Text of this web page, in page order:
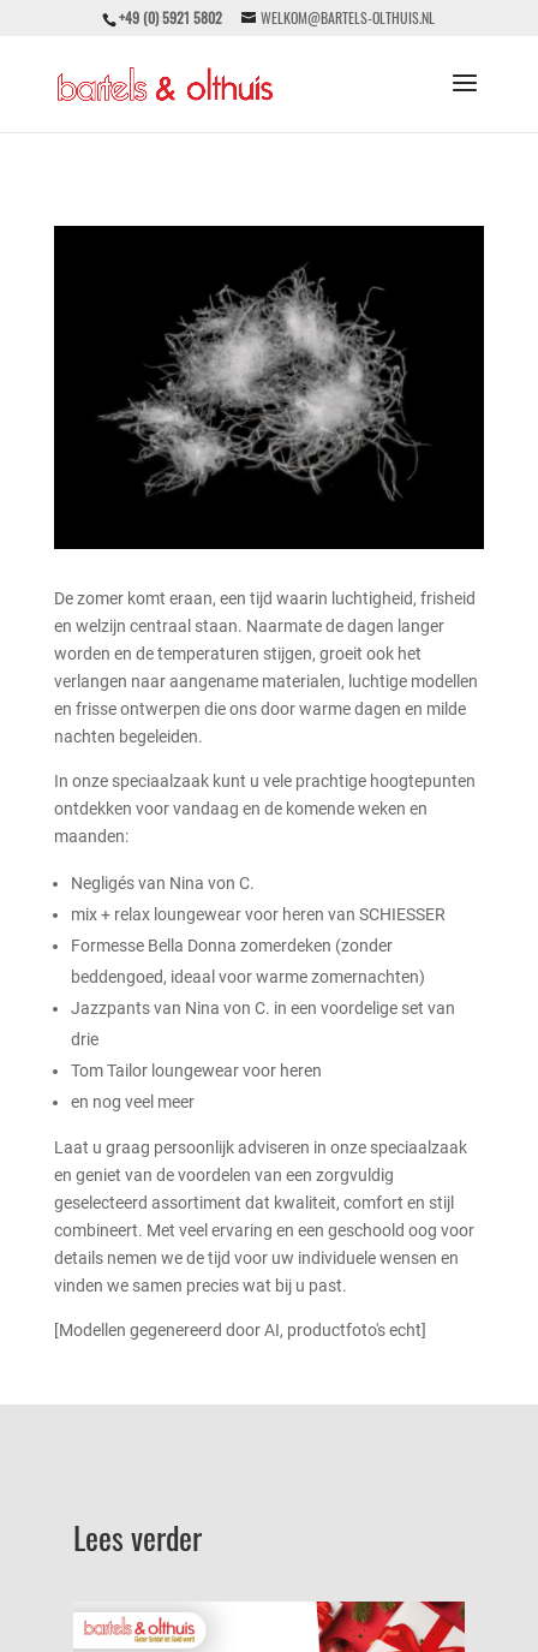
+49 (0) 5921 5802 WELKOM@BARTELS-OLTHUIS.NL
De zomer komt eraan, een tijd waarin luchtigheid, frisheid
en welzijn centraal staan. Naarmate de dagen langer
worden en de temperaturen stijgen, groeit ook het
verlangen naar aangename materialen, luchtige modellen
en frisse ontwerpen die ons door warme dagen en milde
nachten begeleiden.
In onze speciaalzaak kunt u vele prachtige hoogtepunten
ontdekken voor vandaag en de komende weken en
maanden:
Negligés van Nina von C.
mix + relax loungewear voor heren van SCHIESSER
Formesse Bella Donna zomerdeken (zonder
beddengoed, ideaal voor warme zomernachten)
Jazzpants van Nina von C. in een voordelige set van
drie
Tom Tailor loungewear voor heren
en nog veel meer
Laat u graag persoonlijk adviseren in onze speciaalzaak
en geniet van de voordelen van een zorgvuldig
geselecteerd assortiment dat kwaliteit, comfort en stijl
combineert. Met veel ervaring en een geschoold oog voor
details nemen we de tijd voor uw individuele wensen en
vinden we samen precies wat bij u past.
[Modellen gegenereerd door AI, productfoto's echt]
Lees verder